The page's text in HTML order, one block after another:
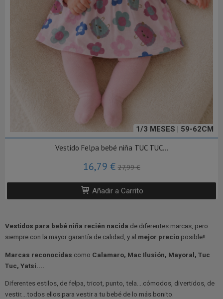
1/3 MESES | 59-62CM
Vestido Felpa bebé niña TUC TUC...
16,79 €27,99 €
Añadir a Carrito
Vestidos para bebé niña recién nacida de diferentes marcas, pero
siempre con la mayor garantía de calidad, y al mejor precio posible!!
Marcas reconocidas como Calamaro, Mac Ilusión, Mayoral, Tuc
Tuc, Yatsi....
Diferentes estilos, de felpa, tricot, punto, tela....cómodos, divertidos, de
vestir....todos ellos para vestir a tu bebé de lo más bonito.